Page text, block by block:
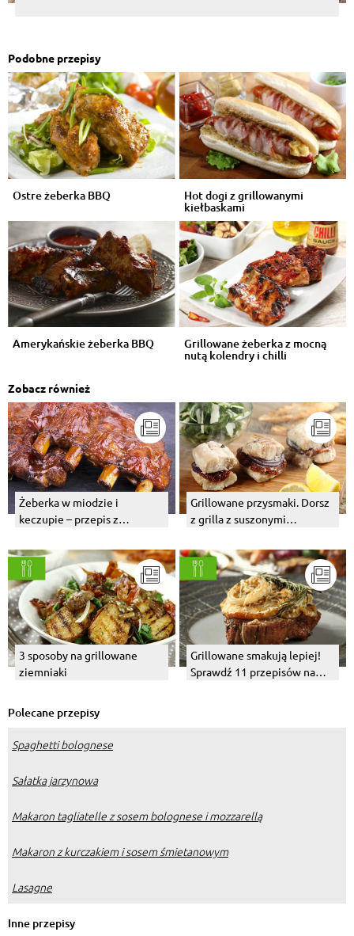
Podobne przepisy
Ostre żeberka BBQ Hot dogi z grillowanymi
kiełbaskami
Amerykańskie żeberka BBQ Grillowane żeberka z mocną
nutą kolendry i chilli
Zobacz również
Żeberka w miodzie i
keczupie – przepis z
Grillowane przysmaki. Dorsz
z grilla z suszonymi
3 sposoby na grillowane
ziemniaki
Grillowane smakują lepiej!
Sprawdź 11 przepisów na
Polecane przepisy
Spaghetti bolognese
Sałatka jarzynowa
Makaron tagliatelle z sosem bolognese i mozzarellą
Makaron z kurczakiem i sosem śmietanowym
Lasagne
Inne przepisy